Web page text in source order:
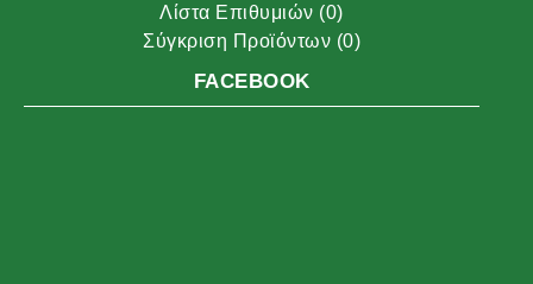
Λίστα Επιθυμιών (0)
Σύγκριση Προϊόντων (0)
FACEBOOK